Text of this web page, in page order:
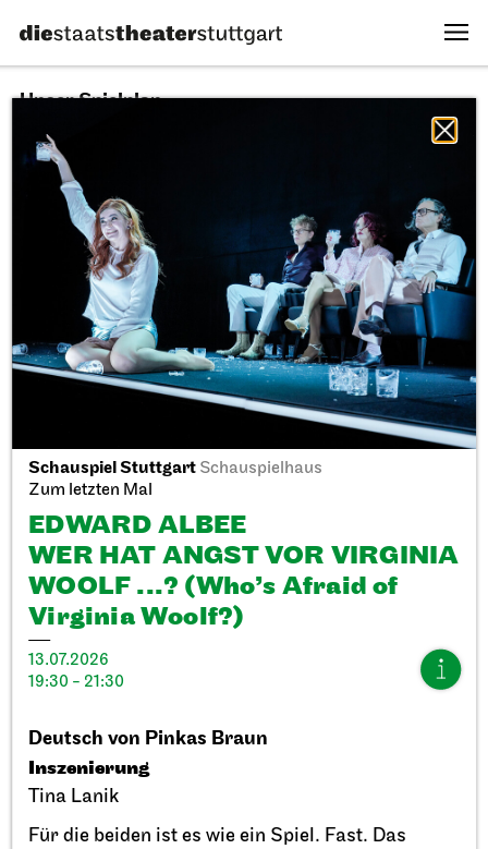
Schauspiel Stuttgart Schauspielhaus
Zum letzten Mal
EDWARD ALBEE
WER HAT ANGST VOR VIRGINIA
WOOLF ...? (Who’s Afraid of
Virginia Woolf?)
13.07.2026
19:30 - 21:30
Deutsch von Pinkas Braun
Inszenierung
Tina Lanik
Für die beiden ist es wie ein Spiel. Fast. Das
Unser Spielplan
07.08.2026
Alle Spielstätten
Fr, 11.09.2026
Stuttgarter Ballett
Präsentation des Stuttgarter
17:00